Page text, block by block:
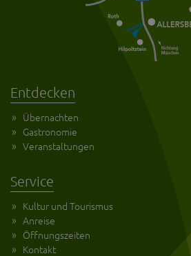
Entdecken
Übernachten
Gastronomie
Veranstaltungen
Service
Kultur und Tourismus
Anreise
Öffnungszeiten
Kontakt